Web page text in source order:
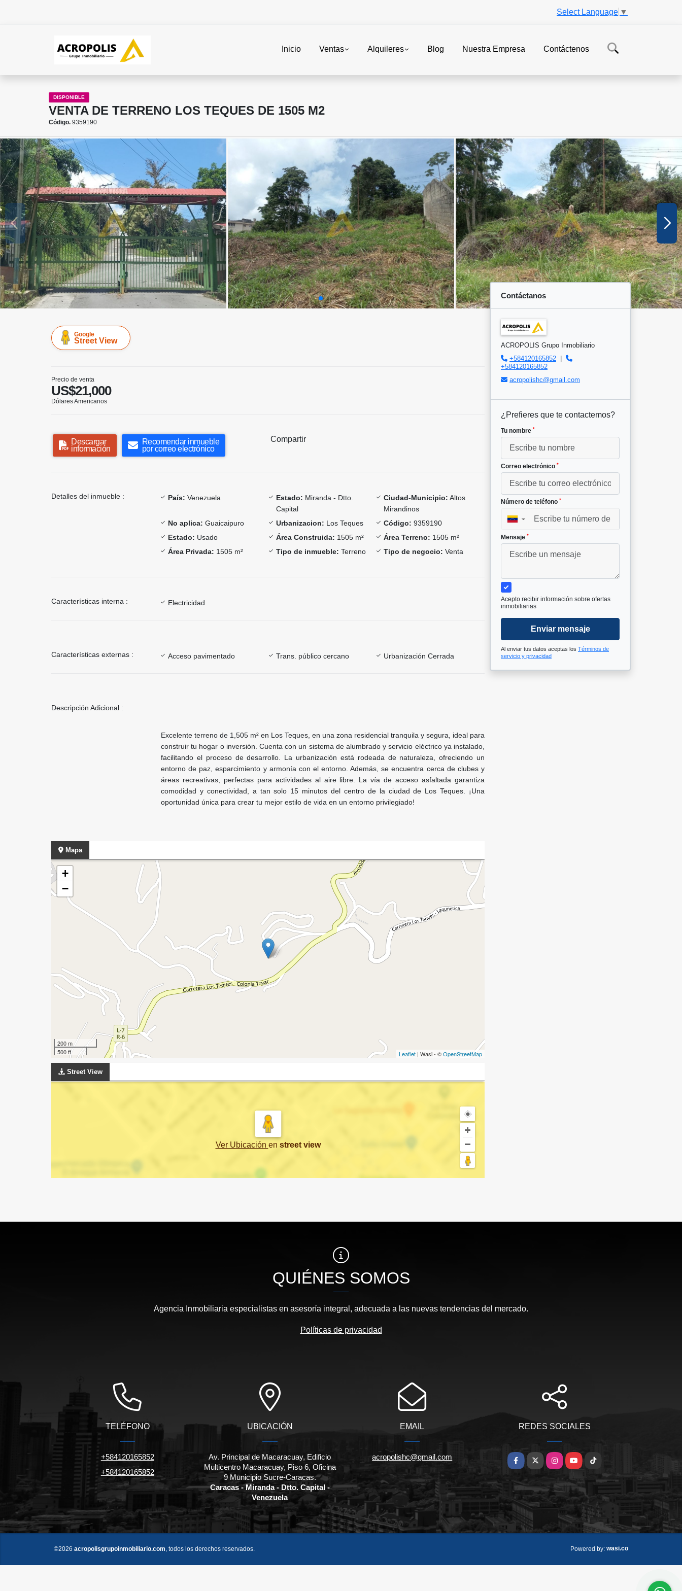
Select Language ▼
Inicio Ventas Alquileres Blog Nuestra Empresa Contáctenos
DISPONIBLE
VENTA DE TERRENO LOS TEQUES DE 1505 M2
Código. 9359190
Google
Street View
Precio de venta
US$21,000
Dólares Americanos
Descargar
información
Recomendar inmueble
por correo electrónico
Compartir
Detalles del inmueble : País: Venezuela Estado: Miranda - Dtto.
Capital
Ciudad-Municipio: Altos
Mirandinos
No aplica: Guaicaipuro Urbanizacion: Los Teques Código: 9359190
Estado: Usado Área Construida: 1505 m² Área Terreno: 1505 m²
Área Privada: 1505 m² Tipo de inmueble: Terreno Tipo de negocio: Venta
Características interna : Electricidad
Características externas : Acceso pavimentado Trans. público cercano Urbanización Cerrada
Descripción Adicional :
Excelente terreno de 1,505 m² en Los Teques, en una zona residencial tranquila y segura, ideal para
construir tu hogar o inversión. Cuenta con un sistema de alumbrado y servicio eléctrico ya instalado,
facilitando el proceso de desarrollo. La urbanización está rodeada de naturaleza, ofreciendo un
entorno de paz, esparcimiento y armonía con el entorno. Además, se encuentra cerca de clubes y
áreas recreativas, perfectas para actividades al aire libre. La vía de acceso asfaltada garantiza
comodidad y conectividad, a tan solo 15 minutos del centro de la ciudad de Los Teques. ¡Una
oportunidad única para crear tu mejor estilo de vida en un entorno privilegiado!
Mapa
+
−
200 m
500 ft
Leaflet | Wasi - ©OpenStreetMap
Street View
Ver Ubicación en street view
Contáctanos
ACROPOLIS Grupo Inmobiliario
+584120165852
+584120165852
acropolishc@gmail.com
¿Prefieres que te contactemos?
Tu nombre *
Correo electrónico *
Número de teléfono *
▼
Mensaje *
Acepto recibir información sobre ofertas
inmobiliarias
Enviar mensaje
Al enviar tus datos aceptas los Términos de
servicio y privacidad
QUIÉNES SOMOS
Agencia Inmobiliaria especialistas en asesoría integral, adecuada a las nuevas tendencias del mercado.
Políticas de privacidad
TELÉFONO
+584120165852
+584120165852
UBICACIÓN
Av. Principal de Macaracuay, Edificio
Multicentro Macaracuay, Piso 6, Oficina
9 Municipio Sucre-Caracas.
Caracas - Miranda - Dtto. Capital -
Venezuela
EMAIL
acropolishc@gmail.com
REDES SOCIALES
Facebook
X InstagramYouTube
TikTok
©2026 acropolisgrupoinmobiliario.com , todos los derechos reservados. Powered by: wasi.co